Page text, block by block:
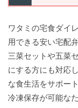
ワタミの宅食ダイ
用できる安い宅配
三菜セットや五菜
にする方にも対応
な食生活をサポー
冷凍保存が可能な